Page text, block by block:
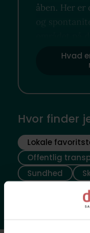
åben. Her
og
Hvad
Hvor finder
Lokale
Offentlig
Sundhed
Fritidsfaciliteter